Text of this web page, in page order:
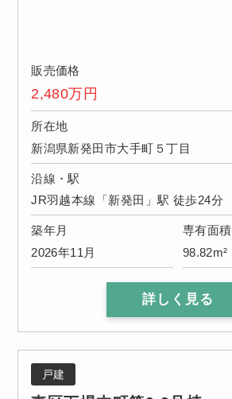
販売価格
2,480万円
所在地
新潟県新発田市大手町５丁目
沿線・駅
JR羽越本線「新発田」駅 徒歩24分
築年月
2026年11月
専有面積
98.82m²
詳しく見る
戸建